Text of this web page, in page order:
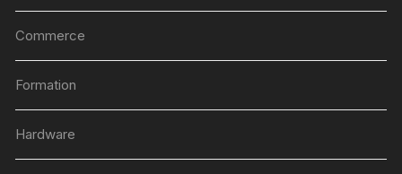
Commerce
Formation
Hardware